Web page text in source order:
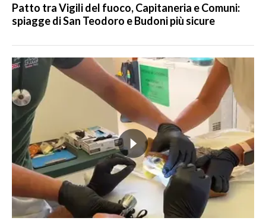
Patto tra Vigili del fuoco, Capitaneria e Comuni:
spiagge di San Teodoro e Budoni più sicure